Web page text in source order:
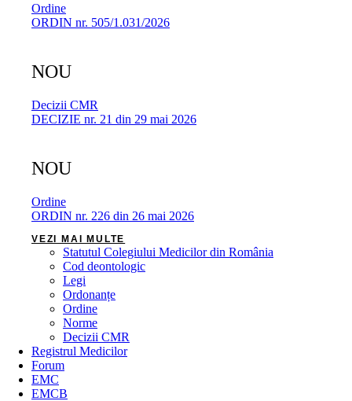
Ordine
ORDIN nr. 505/1.031/2026
NOU
Decizii CMR
DECIZIE nr. 21 din 29 mai 2026
NOU
Ordine
ORDIN nr. 226 din 26 mai 2026
VEZI MAI MULTE
Statutul Colegiului Medicilor din România
Cod deontologic
Legi
Ordonanțe
Ordine
Norme
Decizii CMR
Registrul Medicilor
Forum
EMC
EMCB